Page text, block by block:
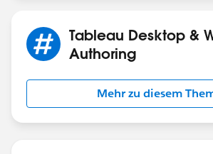
Tableau Desktop &
Authoring
Mehr zu diesem